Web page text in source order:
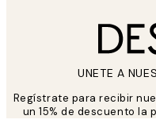
UNETE A
Regístrate para recibir
un 15% de descuento la